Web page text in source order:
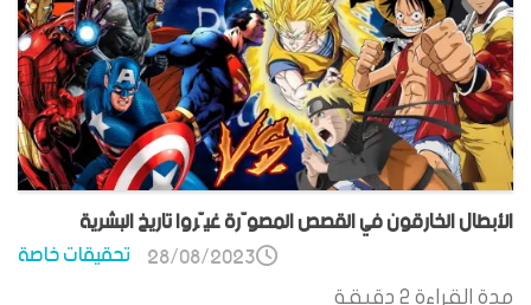
الأبطال الخارقون في القصص المصوّرة غيّروا تاريخ البشرية
تحقيقات خاصة 28/08/2023
مدة القراءة 2 دقيقة